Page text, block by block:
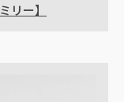
リー】